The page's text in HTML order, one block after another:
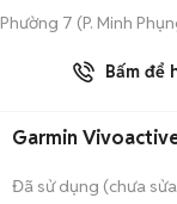
Phường 7 (P. Minh
Bấm để
Garmin
Đã sử dụng (chưa